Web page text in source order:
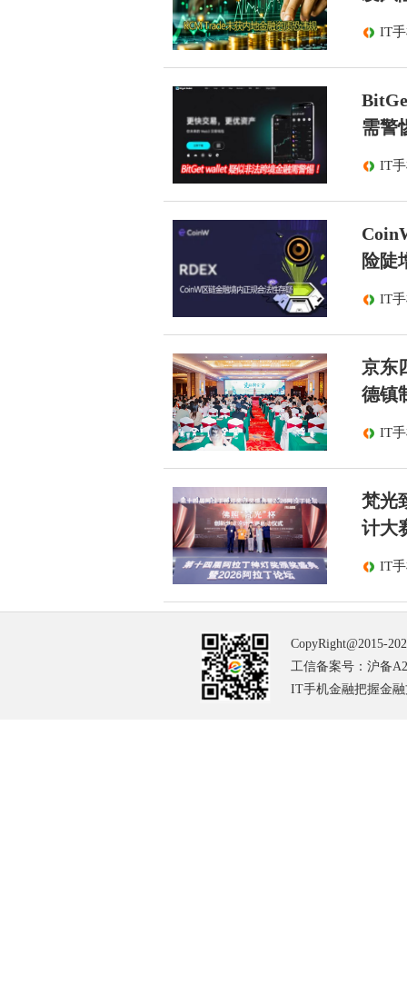
IT
需警
IT
险陡
IT
京东
德镇
IT
梵光
计大
IT
CopyRight@2015-
工信备案号：沪备
IT手机金融把握金